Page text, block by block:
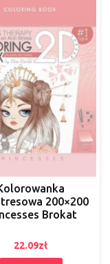
200×200
Brokat
22.09zł